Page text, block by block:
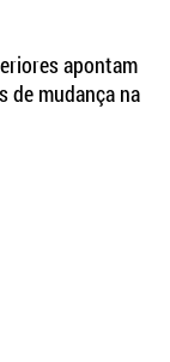
apontam
de mudança na